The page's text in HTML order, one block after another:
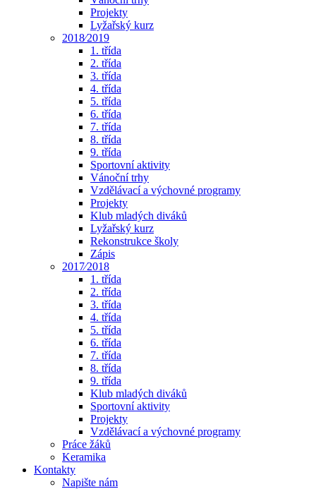
Projekty
Lyžařský kurz
2018⁄2019
1. třída
2. třída
3. třída
4. třída
5. třída
6. třída
7. třída
8. třída
9. třída
Sportovní aktivity
Vánoční trhy
Vzdělávací a výchovné programy
Projekty
Klub mladých diváků
Lyžařský kurz
Rekonstrukce školy
Zápis
2017⁄2018
1. třída
2. třída
3. třída
4. třída
5. třída
6. třída
7. třída
8. třída
9. třída
Klub mladých diváků
Sportovní aktivity
Projekty
Vzdělávací a výchovné programy
Práce žáků
Keramika
Kontakty
Napište nám